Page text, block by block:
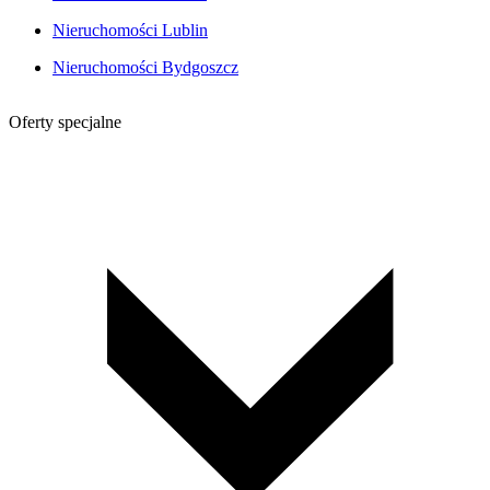
Nieruchomości Lublin
Nieruchomości Bydgoszcz
Oferty specjalne